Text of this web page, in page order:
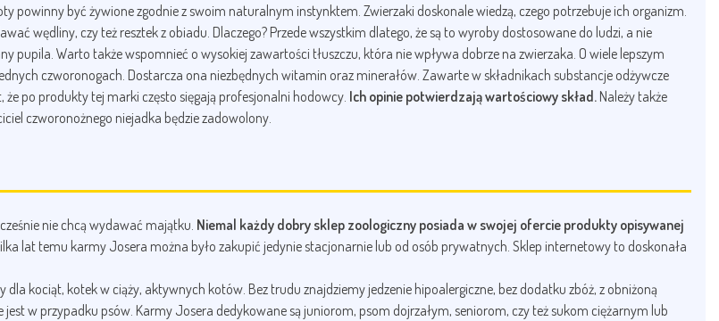
powinny być żywione zgodnie z swoim naturalnym instynktem. Zwierzaki doskonale wiedzą, czego potrzebuje ich organizm.
wędliny, czy też resztek z obiadu. Dlaczego? Przede wszystkim dlatego, że są to wyroby dostosowane do ludzi, a nie
pupila. Warto także wspomnieć o wysokiej zawartości tłuszczu, która nie wpływa dobrze na zwierzaka. O wiele lepszym
czworonogach. Dostarcza ona niezbędnych witamin oraz minerałów. Zawarte w składnikach substancje odżywcze
że po produkty tej marki często sięgają profesjonalni hodowcy. Ich opinie potwierdzają wartościowy skład. Należy także
czworonożnego niejadka będzie zadowolony.
nie chcą wydawać majątku. Niemal każdy dobry sklep zoologiczny posiada w swojej ofercie produkty opisywanej
lat temu karmy Josera można było zakupić jedynie stacjonarnie lub od osób prywatnych. Sklep internetowy to doskonała
kociąt, kotek w ciąży, aktywnych kotów. Bez trudu znajdziemy jedzenie hipoalergiczne, bez dodatku zbóż, z obniżoną
w przypadku psów. Karmy Josera dedykowane są juniorom, psom dojrzałym, seniorom, czy też sukom ciężarnym lub